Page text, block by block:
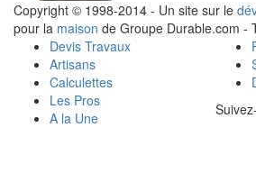
Copyright © 1998-2014 - Un site sur le
pour la maison de Groupe Durable.com -
Devis Travaux
Artisans
Calculettes
Les Pros
A la Une